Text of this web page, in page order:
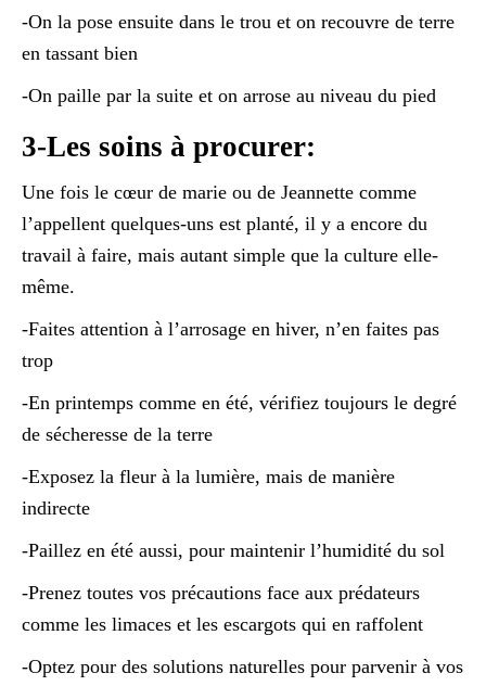
-On la pose ensuite dans le trou et on recouvre de terre
en tassant bien
-On paille par la suite et on arrose au niveau du pied
3-Les soins à procurer:
Une fois le cœur de marie ou de Jeannette comme
l’appellent quelques-uns est planté, il y a encore du
travail à faire, mais autant simple que la culture elle-
même.
-Faites attention à l’arrosage en hiver, n’en faites pas
trop
-En printemps comme en été, vérifiez toujours le degré
de sécheresse de la terre
-Exposez la fleur à la lumière, mais de manière
indirecte
-Paillez en été aussi, pour maintenir l’humidité du sol
-Prenez toutes vos précautions face aux prédateurs
comme les limaces et les escargots qui en raffolent
-Optez pour des solutions naturelles pour parvenir à vos